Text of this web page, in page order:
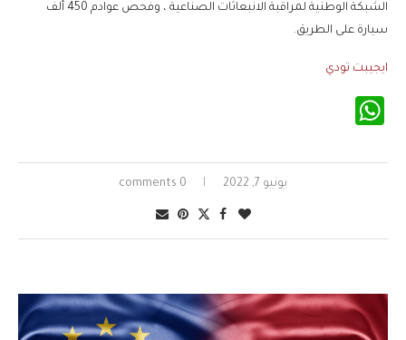
الشبكة الوطنية لمراقبة الانبعاثات الصناعية ، وفحص عوادم 450 ألف
سيارة على الطريق.
ايجيبت تودي
يونيو 7, 2022 0 comments